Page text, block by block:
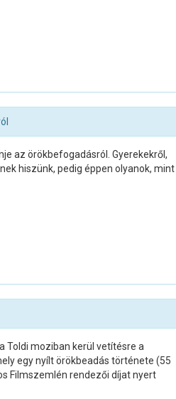
az örökbefogadásról. Gyerekekről,
hiszünk, pedig éppen olyanok, mint
Toldi moziban kerül vetítésre a
egy nyílt örökbeadás története (55
Filmszemlén rendezői díjat nyert